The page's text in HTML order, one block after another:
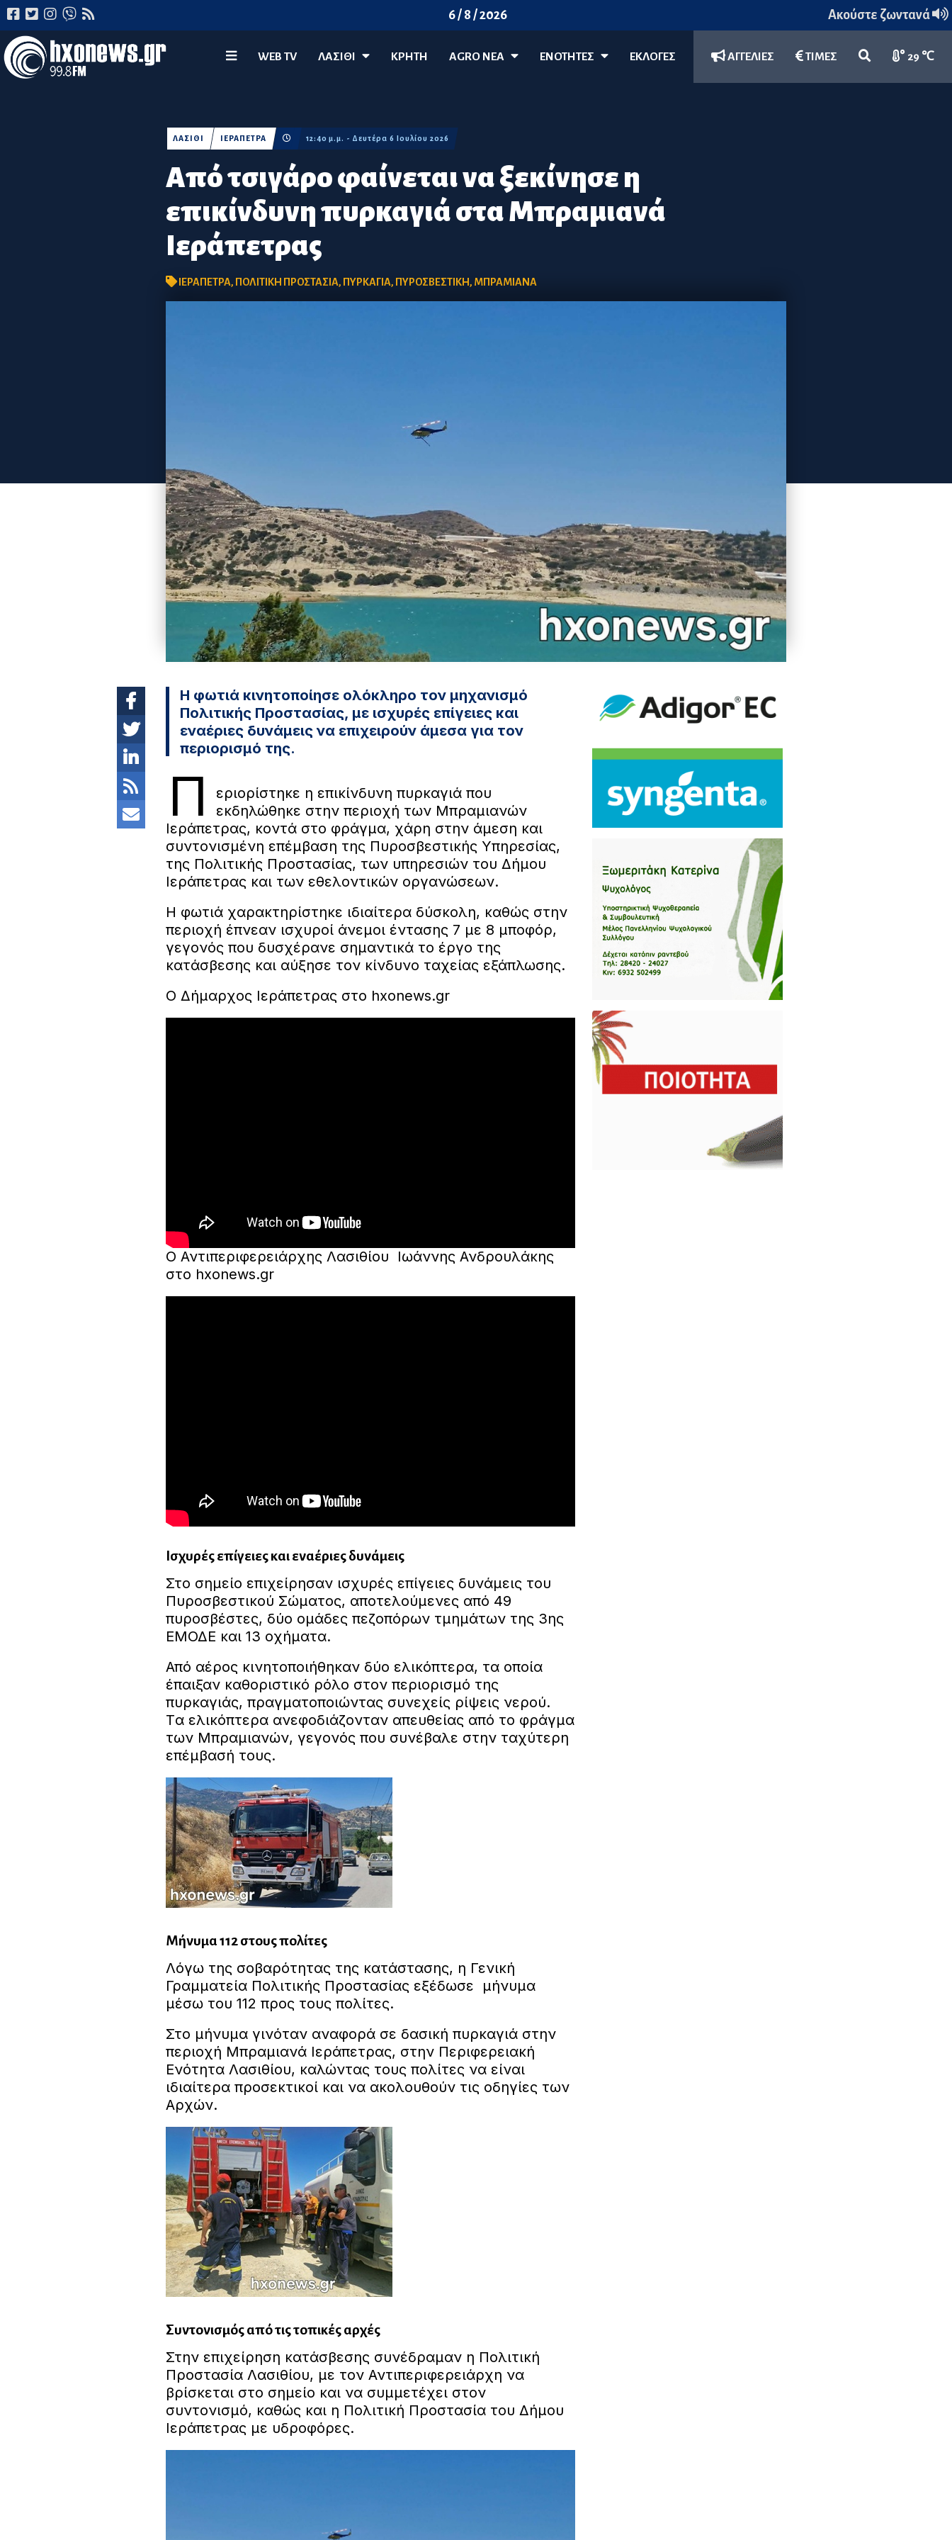
6 / 8 / 2026 Ακούστε ζωντανά
WEB TV ΛΑΣΊΘΙ ΚΡΗΤΗ AGRO ΝΈΑ ΕΝΟΤΗΤΕΣ ΕΚΛΟΓΕΣ ΑΓΓΕΛΙΕΣ ΤΙΜΕΣ 29 ℃
Από τσιγάρο φαίνεται να ξεκίνησε η
επικίνδυνη πυρκαγιά στα Μπραμιανά
Ιεράπετρας
ΛΑΣΙΘΙ ΙΕΡΑΠΕΤΡΑ 12:40 μ.μ. - Δευτέρα 6 Ιουλίου 2026
ΙΕΡΑΠΕΤΡΑ, ΠΟΛΙΤΙΚΗ ΠΡΟΣΤΑΣΙΑ, ΠΥΡΚΑΓΙΑ, ΠΥΡΟΣΒΕΣΤΙΚΗ, ΜΠΡΑΜΙΑΝΑ
Η φωτιά κινητοποίησε ολόκληρο τον μηχανισμό
Πολιτικής Προστασίας, με ισχυρές επίγειες και
εναέριες δυνάμεις να επιχειρούν άμεσα για τον
περιορισμό της.
Π
εριορίστηκε η επικίνδυνη πυρκαγιά που
εκδηλώθηκε στην περιοχή των Μπραμιανών
Ιεράπετρας, κοντά στο φράγμα, χάρη στην άμεση και
συντονισμένη επέμβαση της Πυροσβεστικής Υπηρεσίας,
της Πολιτικής Προστασίας, των υπηρεσιών του Δήμου
Ιεράπετρας και των εθελοντικών οργανώσεων.
Η φωτιά χαρακτηρίστηκε ιδιαίτερα δύσκολη, καθώς στην
περιοχή έπνεαν ισχυροί άνεμοι έντασης 7 με 8 μποφόρ,
γεγονός που δυσχέρανε σημαντικά το έργο της
κατάσβεσης και αύξησε τον κίνδυνο ταχείας εξάπλωσης.
Ο Δήμαρχος Ιεράπετρας στο hxonews.gr
O Αντιπεριφερειάρχης Λασιθίου Ιωάννης Ανδρουλάκης
στο hxonews.gr
Ισχυρές επίγειες και εναέριες δυνάμεις
Στο σημείο επιχείρησαν ισχυρές επίγειες δυνάμεις του
Πυροσβεστικού Σώματος, αποτελούμενες από 49
πυροσβέστες, δύο ομάδες πεζοπόρων τμημάτων της 3ης
ΕΜΟΔΕ και 13 οχήματα.
Από αέρος κινητοποιήθηκαν δύο ελικόπτερα, τα οποία
έπαιξαν καθοριστικό ρόλο στον περιορισμό της
πυρκαγιάς, πραγματοποιώντας συνεχείς ρίψεις νερού.
Tα ελικόπτερα ανεφοδιάζονταν απευθείας από το φράγμα
των Μπραμιανών, γεγονός που συνέβαλε στην ταχύτερη
επέμβασή τους.
Μήνυμα 112 στους πολίτες
Λόγω της σοβαρότητας της κατάστασης, η Γενική
Γραμματεία Πολιτικής Προστασίας εξέδωσε μήνυμα
μέσω του 112 προς τους πολίτες.
Στο μήνυμα γινόταν αναφορά σε δασική πυρκαγιά στην
περιοχή Μπραμιανά Ιεράπετρας, στην Περιφερειακή
Ενότητα Λασιθίου, καλώντας τους πολίτες να είναι
ιδιαίτερα προσεκτικοί και να ακολουθούν τις οδηγίες των
Αρχών.
Συντονισμός από τις τοπικές αρχές
Στην επιχείρηση κατάσβεσης συνέδραμαν η Πολιτική
Προστασία Λασιθίου, με τον Αντιπεριφερειάρχη να
βρίσκεται στο σημείο και να συμμετέχει στον
συντονισμό, καθώς και η Πολιτική Προστασία του Δήμου
Ιεράπετρας με υδροφόρες.